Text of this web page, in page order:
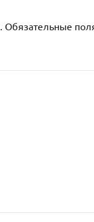
Обязательные